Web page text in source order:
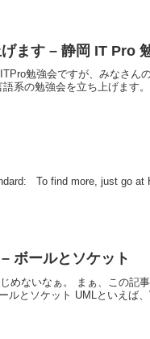
ます – 静岡 IT Pro
勉強会ですが、みなさん
系の勉強会を立ち上げます
To find more, just go at
ボールとソケット
めないなぁ。 まぁ、この記
とソケット UMLといえば、